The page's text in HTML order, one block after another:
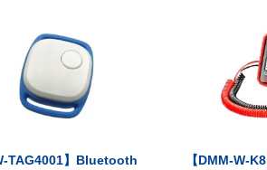
TAG4001】Bluetooth
【DMM-W-